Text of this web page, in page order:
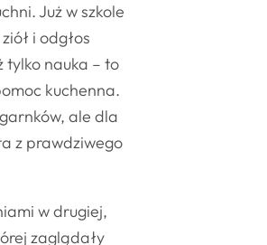
Już w szkole
i odgłos
tylko nauka – to
kuchenna.
ale dla
z prawdziwego
w drugiej,
zaglądały